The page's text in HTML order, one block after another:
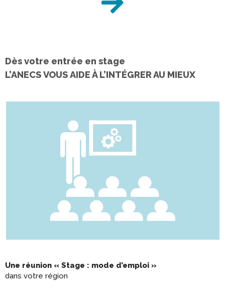
Dès votre entrée en stage
L’ANECS VOUS AIDE À L’INTÉGRER AU MIEUX
Une réunion « Stage : mode d’emploi »
dans votre région